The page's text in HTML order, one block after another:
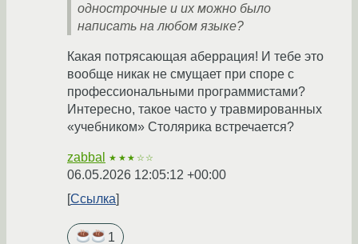
однострочные и их можно было
написать на любом языке?
Какая потрясающая аберрация! И тебе это
вообще никак не смущает при споре с
профессиональными программистами?
Интересно, такое часто у травмированных
«учебником» Столярика встречается?
zabbal ★★★☆☆
06.05.2026 12:05:12 +00:00
Ссылка
1